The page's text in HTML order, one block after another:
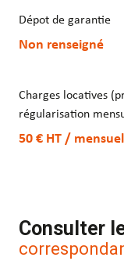
Dépot de garantie
Non renseigné
Charges locatives
régularisation
50 € HT / mensuel
Consulter